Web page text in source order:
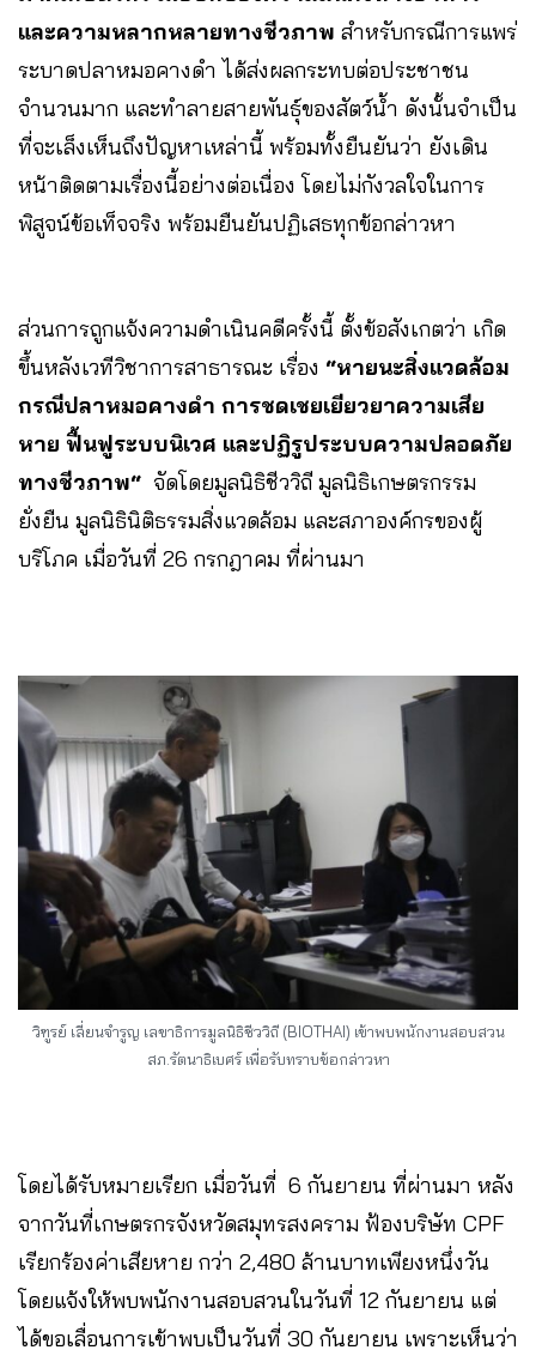
และความหลากหลายทางชีวภาพ สำหรับกรณีการแพร่
ระบาดปลาหมอคางดำ ได้ส่งผลกระทบต่อประชาชน
จำนวนมาก และทำลายสายพันธุ์ของสัตว์น้ำ ดังนั้นจำเป็น
ที่จะเล็งเห็นถึงปัญหาเหล่านี้ พร้อมทั้งยืนยันว่า ยังเดิน
หน้าติดตามเรื่องนี้อย่างต่อเนื่อง โดยไม่กังวลใจในการ
พิสูจน์ข้อเท็จจริง พร้อมยืนยันปฏิเสธทุกข้อกล่าวหา
ส่วนการถูกแจ้งความดำเนินคดีครั้งนี้ ตั้งข้อสังเกตว่า เกิด
ขึ้นหลังเวทีวิชาการสาธารณะ เรื่อง “หายนะสิ่งแวดล้อม
กรณีปลาหมอคางดำ การชดเชยเยียวยาความเสีย
หาย ฟื้นฟูระบบนิเวศ และปฏิรูประบบความปลอดภัย
ทางชีวภาพ“ จัดโดยมูลนิธิชีววิถี มูลนิธิเกษตรกรรม
ยั่งยืน มูลนิธินิติธรรมสิ่งแวดล้อม และสภาองค์กรของผู้
บริโภค เมื่อวันที่ 26 กรกฎาคม ที่ผ่านมา
วิฑูรย์ เลี่ยนจำรูญ เลขาธิการมูลนิธิชีววิถี (BIOTHAI) เข้าพบพนักงานสอบสวน
สภ.รัตนาธิเบศร์ เพื่อรับทราบข้อกล่าวหา
โดยได้รับหมายเรียก เมื่อวันที่ 6 กันยายน ที่ผ่านมา หลัง
จากวันที่เกษตรกรจังหวัดสมุทรสงคราม ฟ้องบริษัท CPF
เรียกร้องค่าเสียหาย กว่า 2,480 ล้านบาทเพียงหนึ่งวัน
โดยแจ้งให้พบพนักงานสอบสวนในวันที่ 12 กันยายน แต่
ได้ขอเลื่อนการเข้าพบเป็นวันที่ 30 กันยายน เพราะเห็นว่า